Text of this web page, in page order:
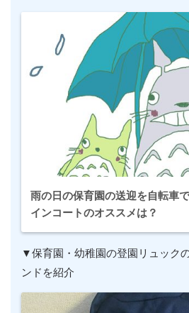
雨の日の保育園の送迎を自転車
インコートのオススメは？
▼保育園・幼稚園の登園リュック
ンドを紹介